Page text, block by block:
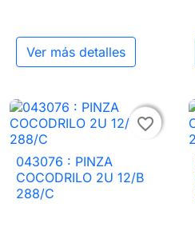
Ver más detalles

favorite_border
043076 : PINZA
COCODRILO 2U 12/B
288/C